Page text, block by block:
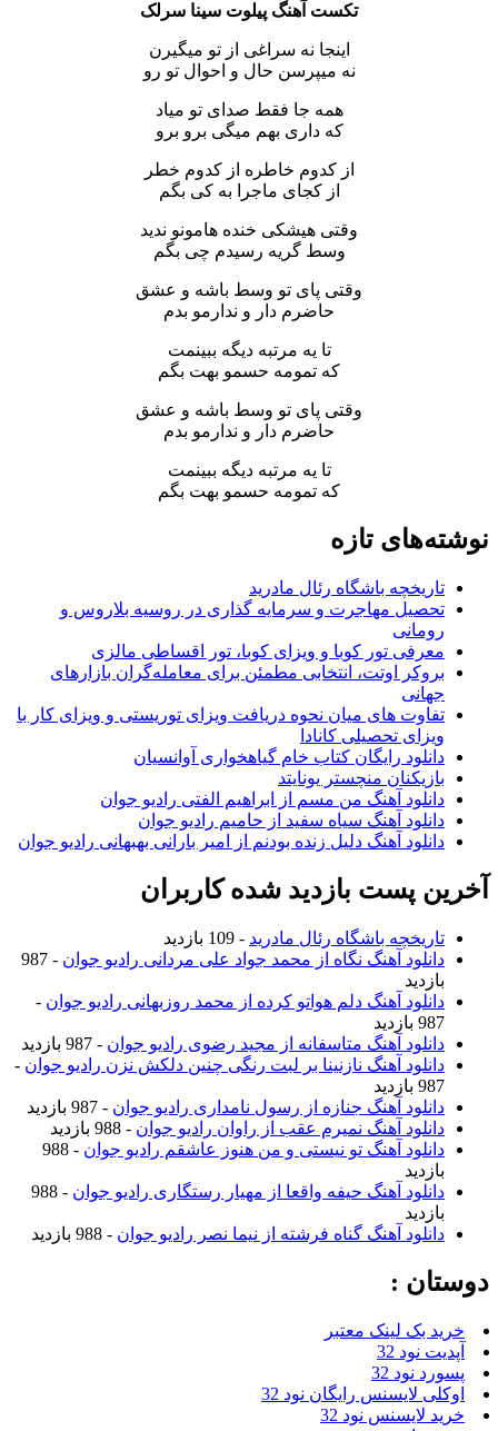
تکست آهنگ پیلوت سینا سرلک
اینجا نه سراغی از تو میگیرن
نه میپرسن حال و احوال تو رو
همه جا فقط صدای تو میاد
که داری بهم میگی برو برو
از کدوم خاطره از کدوم خطر
از کجای ماجرا به کی بگم
وقتی هیشکی خنده هامونو ندید
وسط گریه رسیدم چی بگم
وقتی پای تو وسط باشه و عشق
حاضرم دار و ندارمو بدم
تا یه مرتبه دیگه ببینمت
که تمومه حسمو بهت بگم
وقتی پای تو وسط باشه و عشق
حاضرم دار و ندارمو بدم
تا یه مرتبه دیگه ببینمت
که تمومه حسمو بهت بگم
نوشته‌های تازه
تاریخچه باشگاه رئال مادرید
تحصیل مهاجرت و سرمایه گذاری در روسیه بلاروس و
رومانی
معرفی تور کوبا و ویزای کوبا، تور اقساطی مالزی
بروکر اوتت، انتخابی مطمئن برای معامله‌گران بازارهای
جهانی
تفاوت های میان نحوه دریافت ویزای توریستی و ویزای کار با
ویزای تحصیلی کانادا
دانلود رایگان کتاب خام گیاهخواری آوانسیان
بازیکنان منچستر یونایتد
دانلود آهنگ من مسم از ابراهیم الفتی رادیو جوان
دانلود آهنگ سیاه سفید از حامیم رادیو جوان
دانلود آهنگ دلیل زنده بودنم از امیر بارانی بهبهانی رادیو جوان
آخرین پست بازدید شده کاربران
تاریخچه باشگاه رئال مادرید - 109 بازدید
دانلود آهنگ نگاه از محمد جواد علی مردانی رادیو جوان
- 987
بازدید
دانلود آهنگ دلم هواتو کرده از محمد روزبهانی رادیو جوان -
987 بازدید
دانلود آهنگ متاسفانه از مجید رضوی رادیو جوان - 987 بازدید
دانلود آهنگ نازنینا بر لبت رنگی چنین دلکش نزن رادیو جوان -
987 بازدید
دانلود آهنگ جنازه از رسول نامداری رادیو جوان - 987 بازدید
دانلود آهنگ نمیرم عقب از راوان رادیو جوان - 988 بازدید
دانلود آهنگ تو نیستی و من هنوز عاشقم رادیو جوان
- 988
بازدید
دانلود آهنگ حیفه واقعا از مهیار رستگاری رادیو جوان
- 988
بازدید
دانلود آهنگ گناه فرشته از نیما نصر رادیو جوان - 988 بازدید
دوستان :
خرید بک لینک معتبر
آپدیت نود 32
پسورد نود 32
اوکلی لایسنس رایگان نود 32
خرید لایسنس نود 32